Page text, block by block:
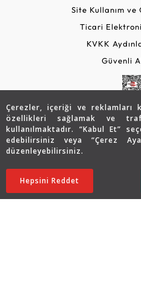
Çerezler, içeriği ve reklamları
özellikleri sağlamak ve
kullanılmaktadır. “Kabul Et”
edebilirsiniz veya “Çerez
düzenleyebilirsiniz.
Hepsini Reddet
94.973 TL
47.486TL
Site Kullanım ve
Ticari
KVKK
Güvenli
Copyright © 2026 Assos